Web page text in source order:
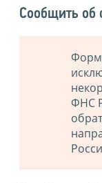
Сообщить об
ФНС